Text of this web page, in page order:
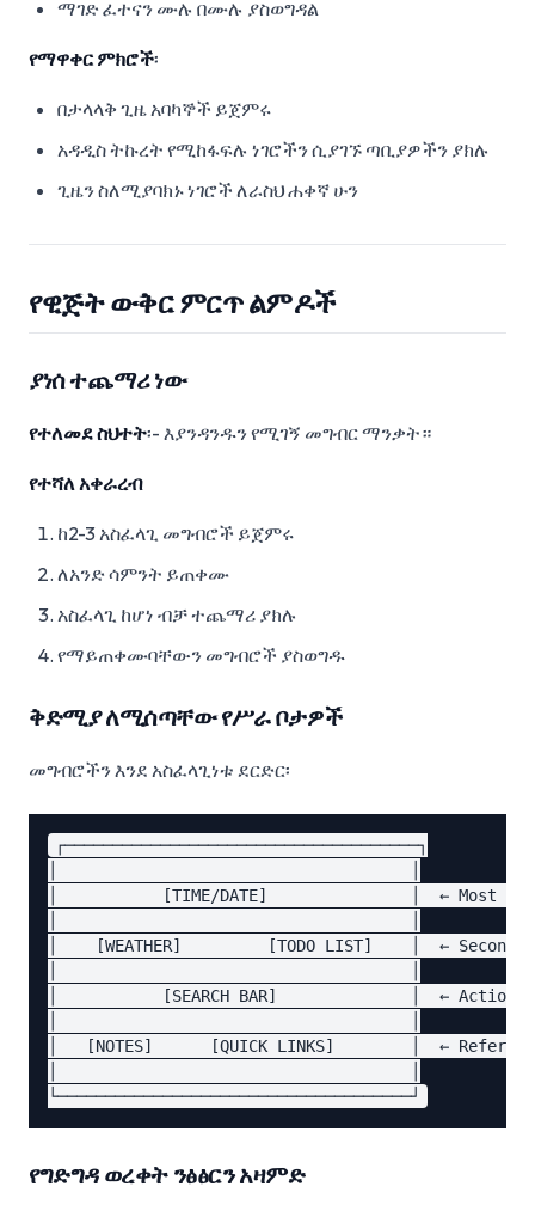
ማገድ ፈተናን ሙሉ በሙሉ ያስወግዳል
የማዋቀር ምክሮች፡
በታላላቅ ጊዜ አባካኞች ይጀምሩ
አዳዲስ ትኩረት የሚከፋፍሉ ነገሮችን ሲያገኙ ጣቢያዎችን ያክሉ
ጊዜን ስለሚያባክኑ ነገሮች ለራስህ ሐቀኛ ሁን
የዊጅት ውቅር ምርጥ ልምዶች
ያነሰ ተጨማሪ ነው
የተለመደ ስህተት፡- እያንዳንዱን የሚገኝ መግብር ማንቃት።
የተሻለ አቀራረብ
ከ2-3 አስፈላጊ መግብሮች ይጀምሩ
ለአንድ ሳምንት ይጠቀሙ
አስፈላጊ ከሆነ ብቻ ተጨማሪ ያክሉ
የማይጠቀሙባቸውን መግብሮች ያስወግዱ
ቅድሚያ ለሚሰጣቸው የሥራ ቦታዎች
መግብሮችን እንደ አስፈላጊነቱ ደርድር፡
┌─────────────────────────────────────┐
│           [TIME/DATE]               │  ← Most
│    [WEATHER]         [TODO LIST]    │  ←
│           [SEARCH BAR]              │  ← Action-
│   [NOTES]      [QUICK LINKS]        │  ←
የግድግዳ ወረቀት ንፅፅርን አዛምድ